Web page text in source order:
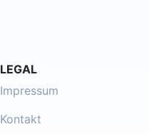
LEGAL
Impressum
Kontakt